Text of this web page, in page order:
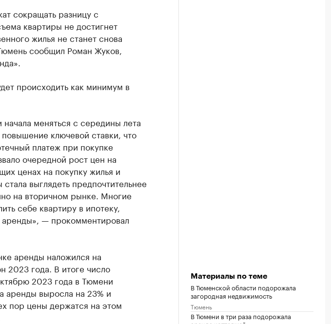
сокращать разницу с
квартиры не достигнет
жилья не станет снова
сообщил Роман Жуков,
происходить как минимум в
меняться с середины лета
ключевой ставки, что
платеж при покупке
очередной рост цен на
ценах на покупку жилья и
выглядеть предпочтительнее
на вторичном рынке. Многие
себе квартиру в ипотеку,
аренды», — прокомментировал
аренды наложился на
2023 года. В итоге число
2023 года в Тюмени
аренды выросла на 23% и
пор цены держатся на этом
Материалы по теме
В Тюменской области подорожала
загородная недвижимость
Тюмень
В Тюмени в три раза подорожала